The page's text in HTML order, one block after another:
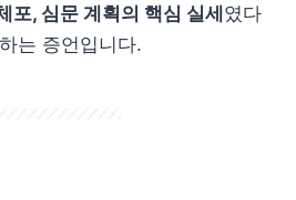
포, 심문 계획의 핵심 실세였다
는 증언입니다.